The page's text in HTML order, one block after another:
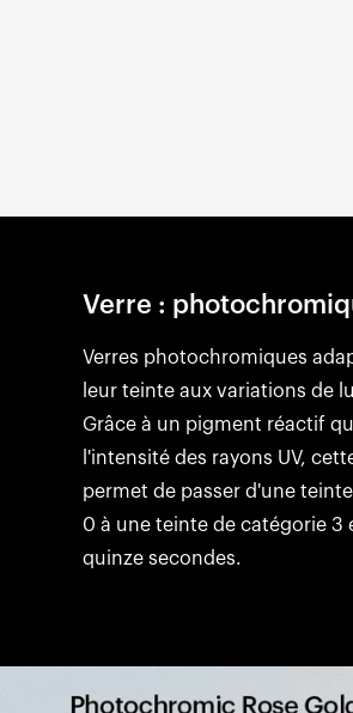
Verre :
Verres photochromiques
leur teinte aux variations de
Grâce à un pigment réactif
l'intensité des rayons UV,
permet de passer d'une
0 à une teinte de catégorie 3
quinze secondes.